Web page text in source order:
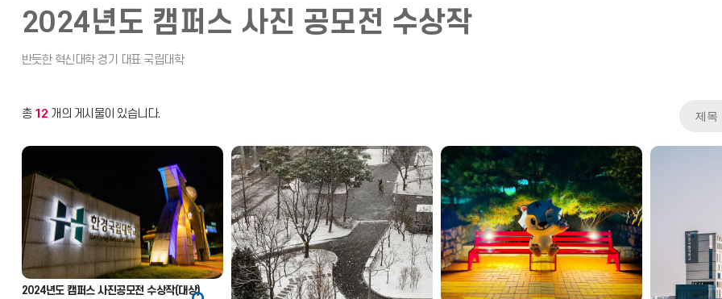
2024년도 캠퍼스 사진 공모전 수상작
총 12 개의 게시물이 있습니다.
2024년도 캠퍼스 사진공모전 수상작(대상)